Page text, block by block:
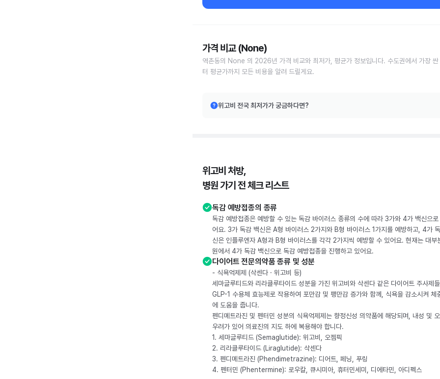
가격 비교 (None)
역촌동의 None 의 2026년 가격 비교와 최저가, 평균가 정보입니다. 수도권에서 가장 싼
터 평균가까지 모든 비용을 알려 드릴게요.
위고비 전국 최저가가 궁금하다면?
위고비 처방,
병원 가기 전 체크 리스트
독감 예방접종의 종류
독감 예방접종은 예방할 수 있는 독감 바이러스 종류의 수에 따라 3가와 4가 백신으로
어요. 3가 독감 백신은 A형 바이러스 2가지와 B형 바이러스 1가지를 예방하고, 4가
신은 인플루엔자 A형과 B형 바이러스를 각각 2가지씩 예방할 수 있어요. 현재는 대부
원에서 4가 독감 백신으로 독감 예방접종을 진행하고 있어요.
다이어트 전문의약품 종류 및 성분
- 식욕억제제 (삭센다 · 위고비 등)
세마글루티드와 리라클루타이드 성분을 가진 위고비와 삭센다 같은 다이어트 주사제
GLP-1 수용체 효능제로 작용하여 포만감 및 팽만감 증가와 함께, 식욕을 감소시켜 체
에 도움을 줍니다.
펜디메트라진 및 펜터민 성분의 식욕억제제는 향정신성 의약품에 해당되며, 내성 및
우려가 있어 의료진의 지도 하에 복용해야 합니다.
1. 세마글루티드 (Semaglutide): 위고비, 오젬픽
2. 리라클루타이드 (Liraglutide): 삭센다
3. 펜디메트라진 (Phendimetrazine): 디어트, 페닝, 푸링
4. 펜터민 (Phentermine): 로우칼, 큐시미아, 휴터민세미, 디에타민, 아디펙스